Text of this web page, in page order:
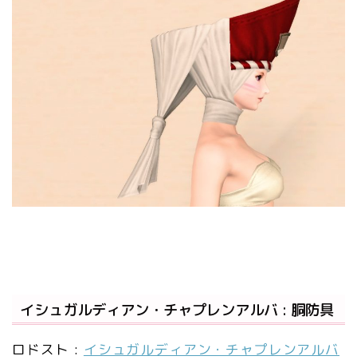
イシュガルディアン・チャプレンアルバ : 胴防具
ロドスト : イシュガルディアン・チャプレンアルバ